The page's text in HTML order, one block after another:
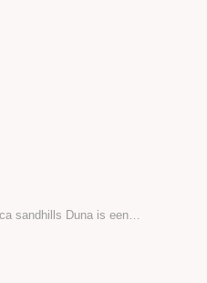
sandhills Duna is een…